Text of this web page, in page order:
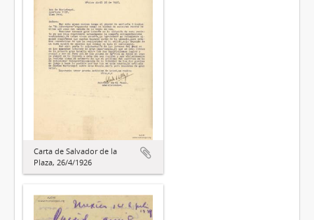
Carta de Salvador de la
Plaza, 26/4/1926